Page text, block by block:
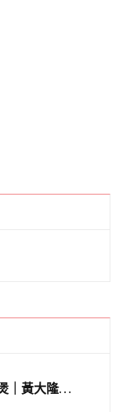
台北少見廣式雞煲｜黃大隆濃郁煲湯：經典提燈與溫體雞肉，熬夜修仙不如來喝湯！